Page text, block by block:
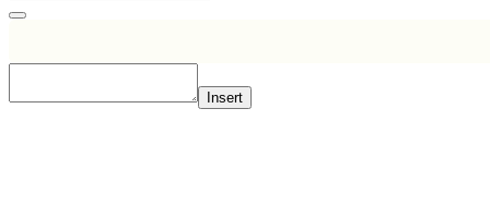
Insert